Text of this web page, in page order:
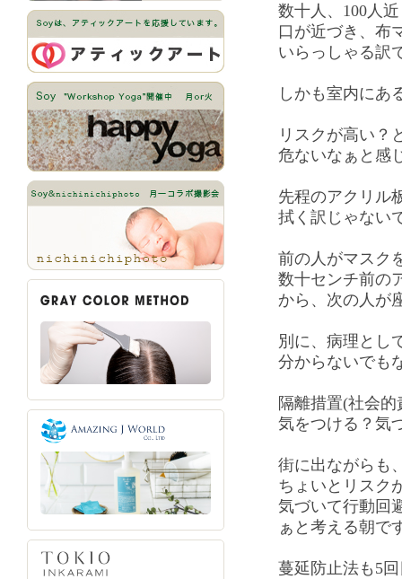
数十人、100人
口が近づき、布
いらっしゃる訳
しかも室内にあ
リスクが高い？
危ないなぁと感
先程のアクリル
拭く訳じゃない
前の人がマスク
数十センチ前の
から、次の人が
別に、病理とし
分からないでも
隔離措置(社会
気をつける？気
街に出ながらも
ちょいとリスク
気づいて行動回
ぁと考える朝で
蔓延防止法も5